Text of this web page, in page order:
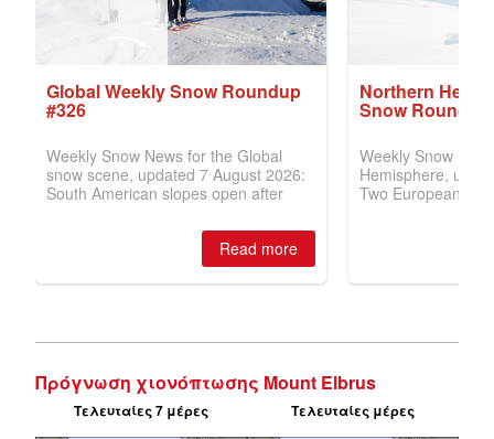
Πρόγνωση χιονόπτωσης Mount Elbrus
Τελευταίες 7 μέρες Τελευταίες μέρες